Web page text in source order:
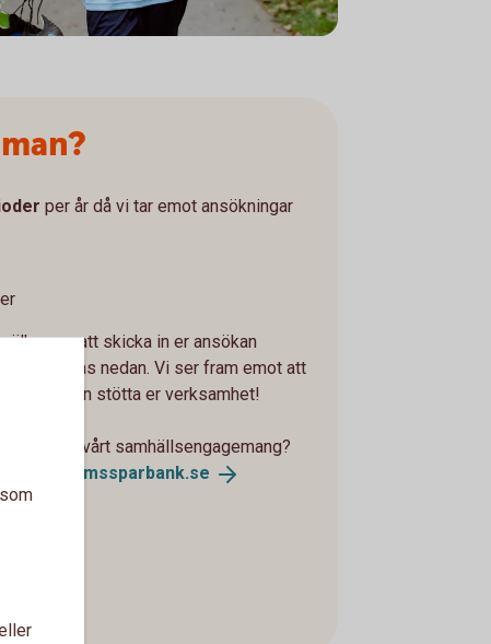
per år då vi tar emot ansökningar
att skicka in er ansökan
finnas nedan. Vi ser fram emot att
hur vi kan stötta er verksamhet!
eller vårt samhällsengagemang?
se